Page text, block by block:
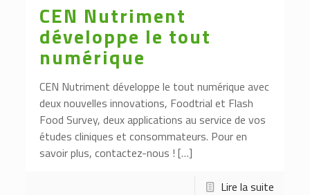
CEN Nutriment
développe le tout
numérique
CEN Nutriment développe le tout numérique avec
deux nouvelles innovations, Foodtrial et Flash
Food Survey, deux applications au service de vos
études cliniques et consommateurs. Pour en
savoir plus, contactez-nous ! […]
Lire la suite